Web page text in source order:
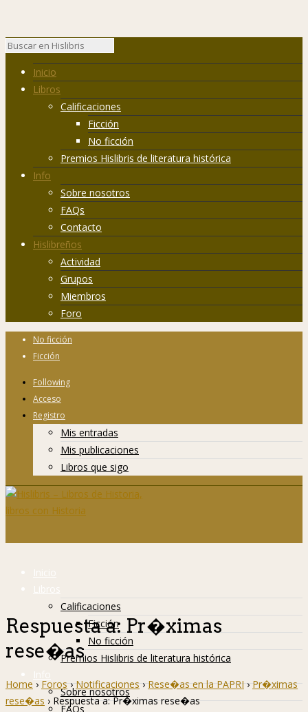
Inicio
Libros
Calificaciones
Ficción
No ficción
Premios Hislibris de literatura histórica
Info
Sobre nosotros
FAQs
Contacto
Hislibreños
Actividad
Grupos
Miembros
Foro
No ficción
Ficción
Following
Acceso
Registro
Mis entradas
Mis publicaciones
Libros que sigo
Inicio
Libros
Calificaciones
Ficción
No ficción
Premios Hislibris de literatura histórica
Info
Sobre nosotros
FAQs
Respuesta a: Pr�ximas
rese�as
Home › Foros › Notificaciones › Rese�as en la PAPRI › Pr�ximas
rese�as › Respuesta a: Pr�ximas rese�as